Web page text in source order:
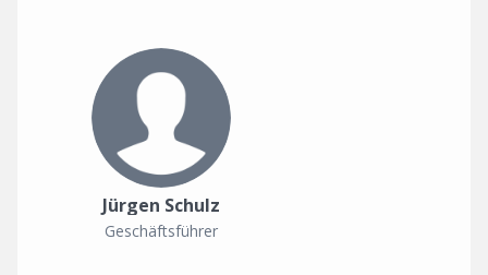
Jürgen Schulz
Geschäftsführer